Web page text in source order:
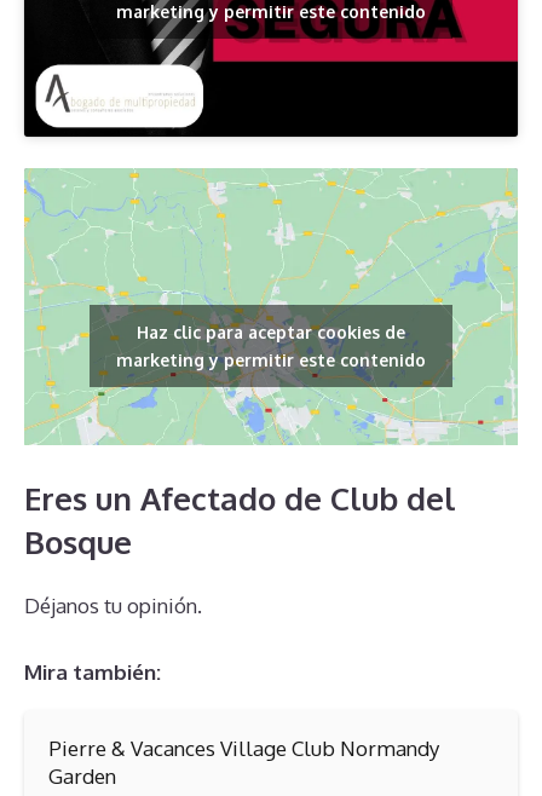
marketing y permitir este contenido
Haz clic para aceptar cookies de
marketing y permitir este contenido
Eres un Afectado de Club del
Bosque
Déjanos tu opinión.
Mira también:
Pierre & Vacances Village Club Normandy
Garden